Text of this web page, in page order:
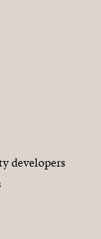
developers